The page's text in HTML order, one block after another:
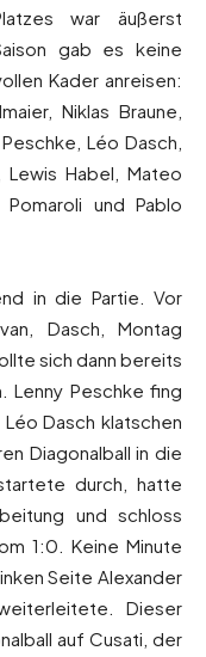
war äußerst
gab es keine
Kader anreisen:
Niklas Braune,
Léo Dasch,
Lewis Habel, Mateo
und Pablo
in die Partie. Vor
Dasch, Montag
sich dann bereits
Lenny Peschke fing
Dasch klatschen
Diagonalball in die
durch, hatte
und schloss
1:0. Keine Minute
Seite Alexander
Dieser
auf Cusati, der